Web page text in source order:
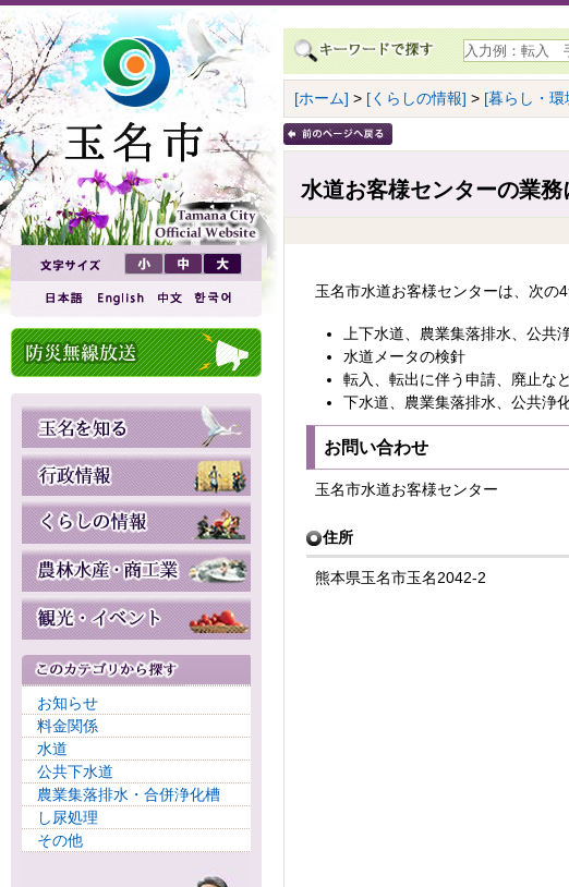
お知らせ
料金関係
水道
公共下水道
農業集落排水・合併浄化槽
し尿処理
その他
[ホーム] > [くらしの情報] > [暮らし・環
水道お客様センターの業務
玉名市水道お客様センターは、次の
上下水道、農業集落排水、公共
水道メータの検針
転入、転出に伴う申請、廃止な
下水道、農業集落排水、公共浄
お問い合わせ
玉名市水道お客様センター
住所
熊本県玉名市玉名2042-2